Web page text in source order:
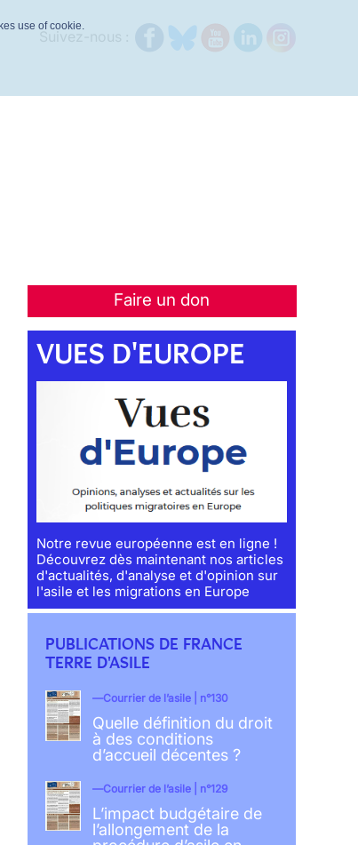
Faire un don
VUES D'EUROPE
Notre revue européenne est en ligne !
Découvrez dès maintenant nos articles
d'actualités, d'analyse et d'opinion sur
l'asile et les migrations en Europe
PUBLICATIONS DE FRANCE
TERRE D'ASILE
Courrier de l’asile | n°130
Quelle définition du droit
à des conditions
d’accueil décentes ?
Courrier de l’asile | n°129
L’impact budgétaire de
l’allongement de la
use of cookie.